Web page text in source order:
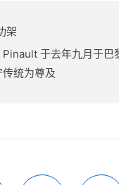
架
于去年九月于巴
统为尊及